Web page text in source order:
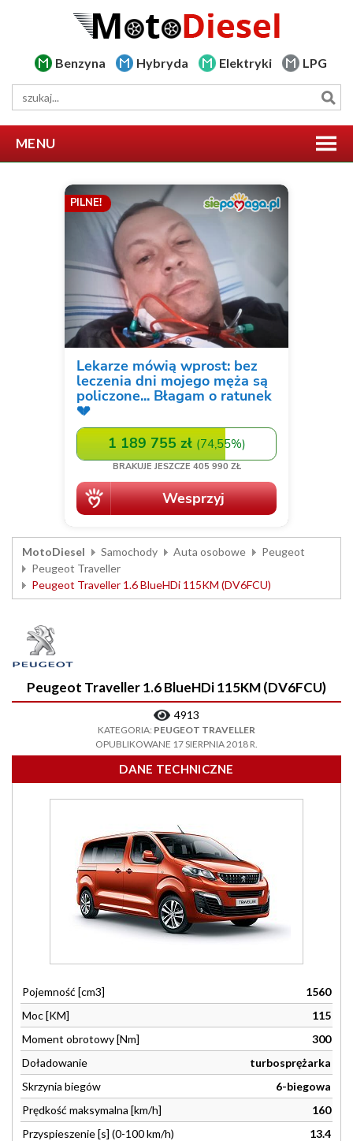
Benzyna Hybryda Elektryki LPG
MENU
MotoDiesel Samochody Auta osobowe
Peugeot
Peugeot Traveller
Peugeot Traveller 1.6 BlueHDi 115KM (DV6FCU)
Peugeot Traveller 1.6 BlueHDi 115KM (DV6FCU)
4913
KATEGORIA: PEUGEOT TRAVELLER
OPUBLIKOWANE 17 SIERPNIA 2018 R.
DANE TECHNICZNE
Pojemność [cm3]
1560
Moc [KM]
115
Moment obrotowy [Nm]
300
Doładowanie
turbosprężarka
Skrzynia biegów
6-biegowa
Prędkość maksymalna [km/h]
160
Przyspieszenie [s] (0-100 km/h)
13.4